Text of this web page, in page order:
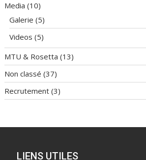
Media (10)
Galerie (5)
Videos (5)
MTU & Rosetta (13)
Non classé (37)
Recrutement (3)
LIENS UTILES